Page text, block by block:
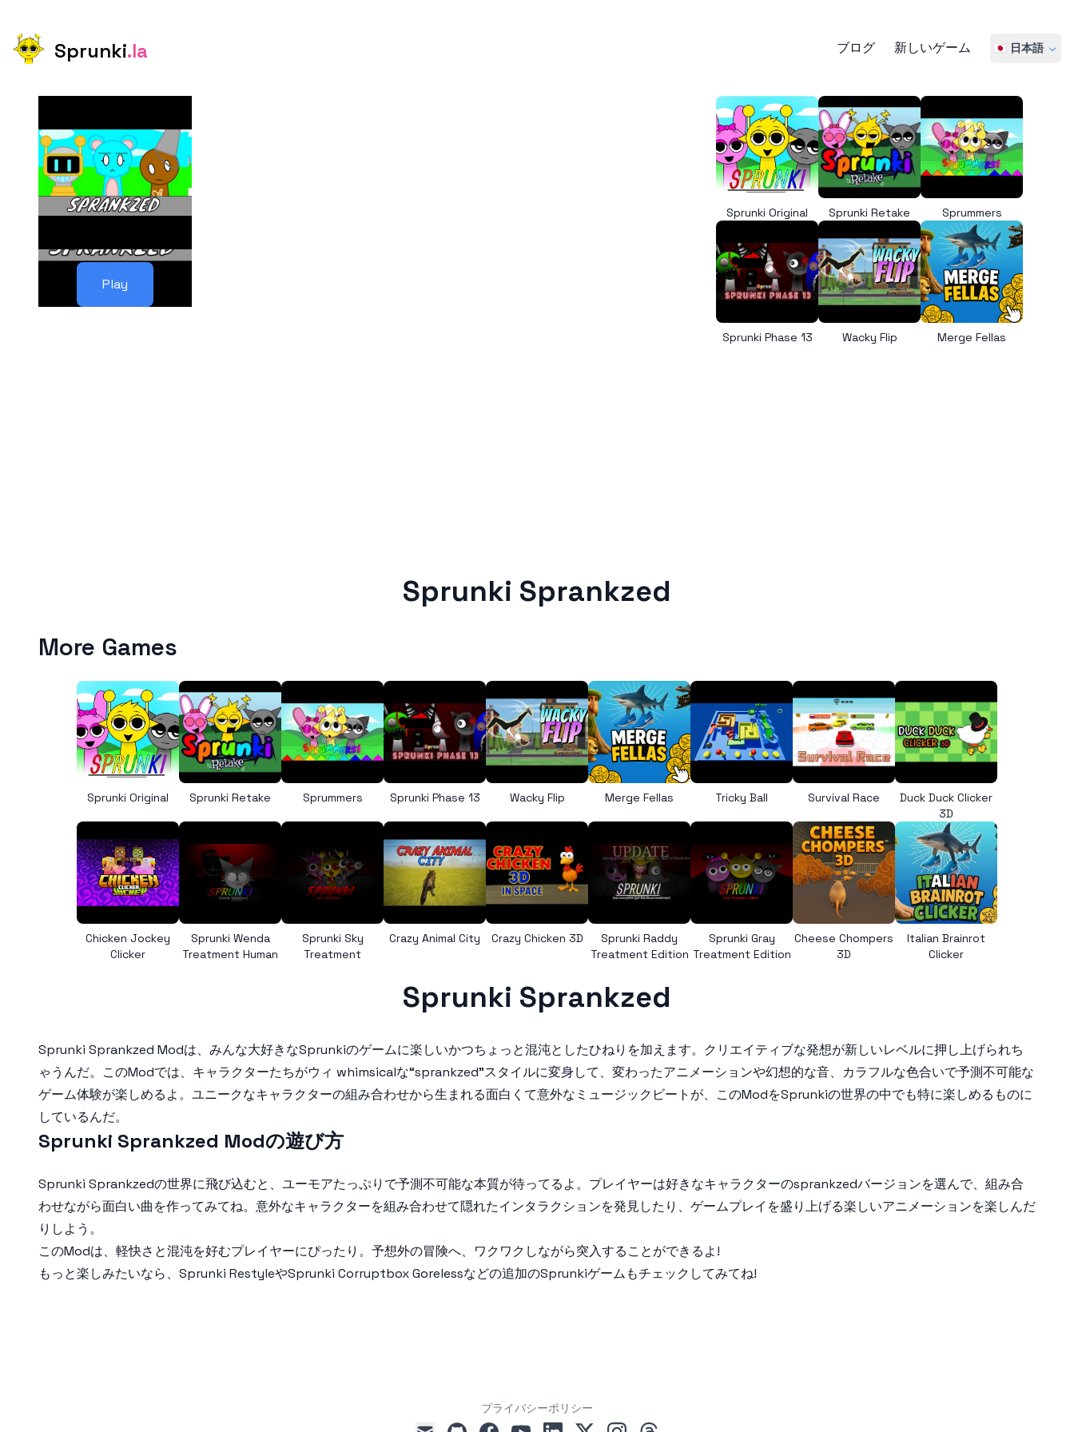
Sprunki.la ブログ 新しいゲーム 🇯🇵 日本語
Play
Sprunki Original Sprunki Retake Sprummers
Sprunki Phase 13 Wacky Flip Merge Fellas
Sprunki Sprankzed
More Games
Sprunki Original Sprunki Retake Sprummers Sprunki Phase 13 Wacky Flip Merge Fellas Tricky Ball Survival Race
Duck Duck Clicker
3D
Chicken Jockey
Clicker
Sprunki Wenda
Treatment Human
Sprunki Sky
Treatment
Crazy Animal City Crazy Chicken 3D
Sprunki Raddy
Treatment Edition
Sprunki Gray
Treatment Edition
Cheese Chompers
3D
Italian Brainrot
Clicker
Sprunki Sprankzed
Sprunki Sprankzed Modは、みんな大好きなSprunkiのゲームに楽しいかつちょっと混沌としたひねりを加えます。クリエイティブな発想が新しいレベルに押し上げられち
ゃうんだ。このModでは、キャラクターたちがウィ whimsicalな“sprankzed”スタイルに変身して、変わったアニメーションや幻想的な音、カラフルな色合いで予測不可能な
ゲーム体験が楽しめるよ。ユニークなキャラクターの組み合わせから生まれる面白くて意外なミュージックビートが、このModをSprunkiの世界の中でも特に楽しめるものに
しているんだ。
Sprunki Sprankzed Modの遊び方
Sprunki Sprankzedの世界に飛び込むと、ユーモアたっぷりで予測不可能な本質が待ってるよ。プレイヤーは好きなキャラクターのsprankzedバージョンを選んで、組み合
わせながら面白い曲を作ってみてね。意外なキャラクターを組み合わせて隠れたインタラクションを発見したり、ゲームプレイを盛り上げる楽しいアニメーションを楽しんだ
りしよう。
このModは、軽快さと混沌を好むプレイヤーにぴったり。予想外の冒険へ、ワクワクしながら突入することができるよ!
もっと楽しみたいなら、 Sprunki RestyleやSprunki Corruptbox Gorelessなどの追加のSprunkiゲームもチェックしてみてね!
プライバシーポリシー